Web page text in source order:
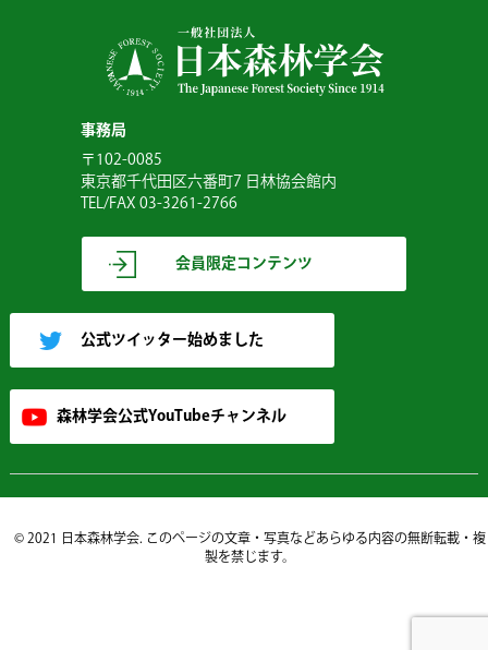
事務局
〒102-0085
東京都千代田区六番町7 日林協会館内
TEL/FAX 03-3261-2766
会員限定コンテンツ
公式ツイッター始めました
森林学会公式YouTubeチャンネル
© 2021 日本森林学会. このページの文章・写真などあらゆる内容の無断転載・複
製を禁じます。